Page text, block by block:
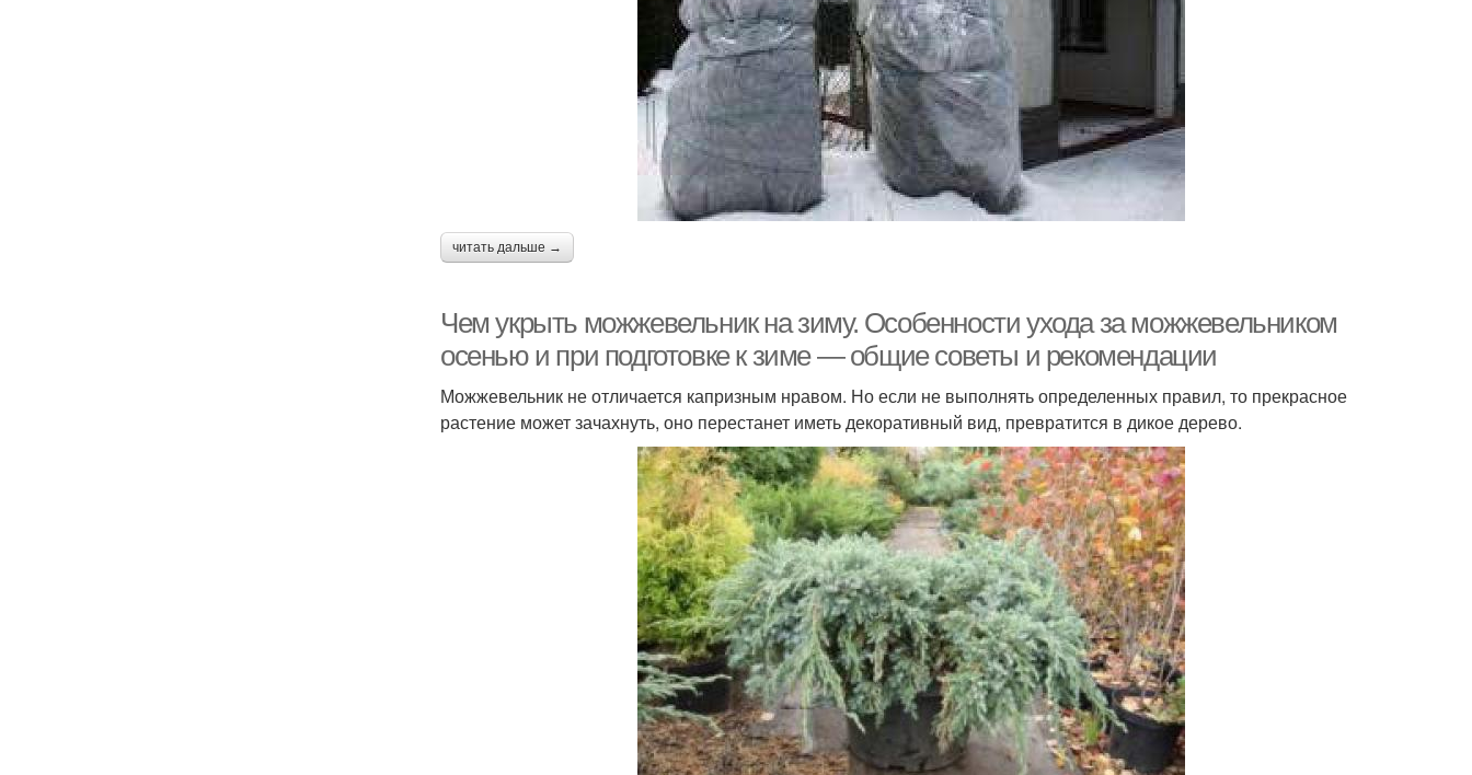
читать дальше →
Чем укрыть можжевельник на зиму. Особенности ухода за можжевельником
осенью и при подготовке к зиме — общие советы и рекомендации
Можжевельник не отличается капризным нравом. Но если не выполнять определенных правил, то прекрасное
растение может зачахнуть, оно перестанет иметь декоративный вид, превратится в дикое дерево.